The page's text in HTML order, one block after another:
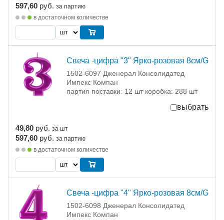
597,60 руб. за партию
в достаточном количестве
Свеча -цифра "3" Ярко-розовая 8см/G
1502-6097 Дженерал Консолидатед
Импекс Компан
партия поставки: 12 шт коробка: 288 шт
выбрать
49,80 руб. за шт
597,60 руб. за партию
в достаточном количестве
Свеча -цифра "4" Ярко-розовая 8см/G
1502-6098 Дженерал Консолидатед
Импекс Компан